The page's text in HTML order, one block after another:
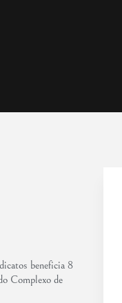
beneficia 8
Complexo de